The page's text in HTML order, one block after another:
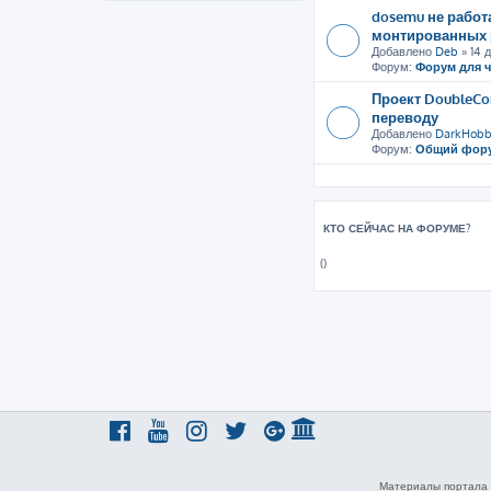
dosemu не
монтированных
Добавлено Deb » 14
Форум: Форум для
Проект
переводу
Добавлено
Форум: Общий
КТО СЕЙЧАС НА ФОРУМЕ?
()
Материалы портала